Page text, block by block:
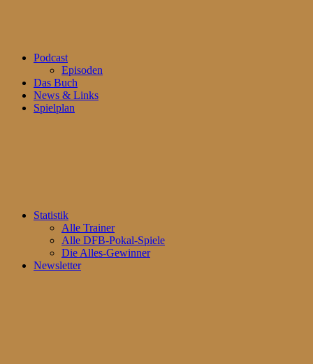
Podcast
Episoden
Das Buch
News & Links
Spielplan
Statistik
Alle Trainer
Alle DFB-Pokal-Spiele
Die Alles-Gewinner
Newsletter